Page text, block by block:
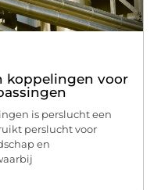
koppelingen voor
is perslucht een
perslucht voor
en